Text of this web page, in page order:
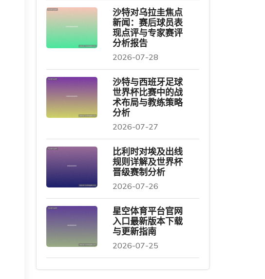
沙特对乌拉圭焦点
新闻：赛后球员表
现点评与专家赛评
分析报告
2026-07-28
沙特与西班牙足球
世界杯比赛中的战
术布局与教练策略
分析
2026-07-27
比利时对埃及出线
规则详解及世界杯
晋级赛制分析
2026-07-26
星空体育平台官网
入口最新版本下载
与更新指南
2026-07-25